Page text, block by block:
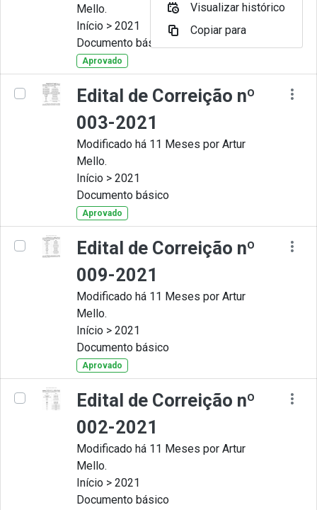
Mello.
Início > 2021
Documento básico
Aprovado
Edital de Correição nº
003-2021
Modificado há 11 Meses por Artur
Mello.
Início > 2021
Documento básico
Aprovado
Edital de Correição nº
009-2021
Modificado há 11 Meses por Artur
Mello.
Início > 2021
Documento básico
Aprovado
Edital de Correição nº
002-2021
Modificado há 11 Meses por Artur
Mello.
Início > 2021
Documento básico
Visualizar histórico
Copiar para